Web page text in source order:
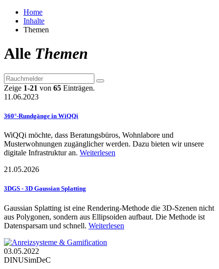
Home
Inhalte
Themen
Alle Themen
Zeige 1-21 von 65 Einträgen.
11.06.2023
360°-Rundgänge in WiQQi
WiQQi möchte, dass Beratungsbüros, Wohnlabore und
Musterwohnungen zugänglicher werden. Dazu bieten wir unsere
digitale Infrastruktur an. Weiterlesen
21.05.2026
3DGS - 3D Gaussian Splatting
Gaussian Splatting ist eine Rendering-Methode die 3D-Szenen nicht
aus Polygonen, sondern aus Ellipsoiden aufbaut. Die Methode ist
Datensparsam und schnell. Weiterlesen
03.05.2022
DINUSimDeC